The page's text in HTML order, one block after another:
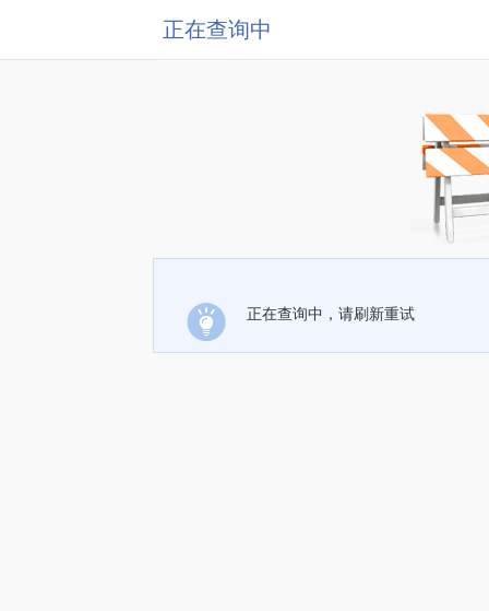
正在查询中
正在查询中，请刷新重试